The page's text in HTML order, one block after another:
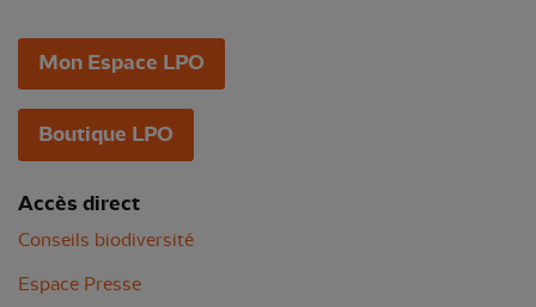
Mon Espace LPO
Boutique LPO
Accès direct
Conseils biodiversité
Espace Presse